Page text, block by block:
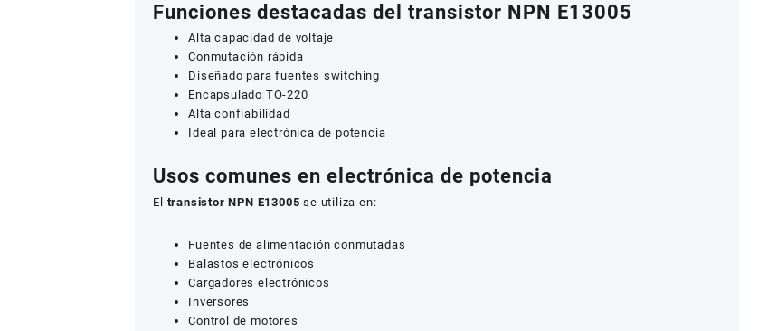
Funciones destacadas del transistor NPN E13005
Alta capacidad de voltaje
Conmutación rápida
Diseñado para fuentes switching
Encapsulado TO-220
Alta confiabilidad
Ideal para electrónica de potencia
Usos comunes en electrónica de potencia
El transistor NPN E13005 se utiliza en:
Fuentes de alimentación conmutadas
Balastos electrónicos
Cargadores electrónicos
Inversores
Control de motores